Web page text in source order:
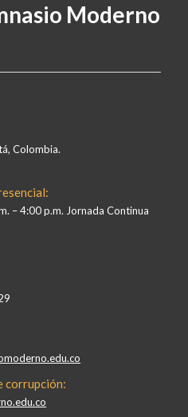
Moderno
Colombia.
– 4:00 p.m. Jornada Continua
corrupción: